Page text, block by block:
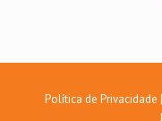
Política de Privacidade |